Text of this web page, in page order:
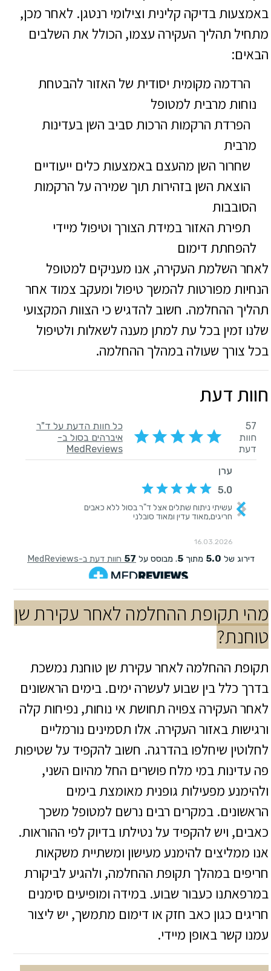
באמצעות בדיקה קלינית וצילומי רנטגן. לאחר מכן,
מתחיל תהליך העקירה עצמו, הכולל את השלבים
הבאים:
הרדמה מקומית יסודית של האזור להבטחת
נוחות מרבית למטופל
הפרדת הרקמות הרכות סביב השן בעדינות
מרבית
שחרור השן מהעצם באמצעות כלים ייעודיים
הוצאת השן בזהירות תוך שמירה על הרקמות
הסובבות
תפירת האזור במידת הצורך וטיפול מיידי
להפחתת דימום
לאחר השלמת העקירה, אנו מעניקים למטופל
הנחיות מפורטות להמשך טיפול ומעקב צמוד אחר
תהליך ההחלמה. חשוב להדגיש כי הצוות המקצועי
שלנו זמין בכל עת למתן מענה לשאלות ולטיפול
בכל צורך שעולה במהלך ההחלמה.
חוות דעת
מהי תקופת ההחלמה לאחר עקירת שן
טוחנת?
תקופת ההחלמה לאחר עקירת שן טוחנת נמשכת
בדרך כלל בין שבוע לעשרה ימים. בימים הראשונים
לאחר העקירה צפויה תחושת אי נוחות, נפיחות קלה
ורגישות באזור העקירה. אלו תסמינים נורמליים
לחלוטין שיחלפו בהדרגה. חשוב להקפיד על שטיפות
פה עדינות במי מלח פושרים החל מהיום השני,
ולהימנע מפעילות גופנית מאומצת בימים
הראשונים. במקרים רבים נרשם למטופל משכך
כאבים, ויש להקפיד על נטילתו בדיוק לפי ההוראות.
אנו ממליצים להימנע מעישון ומשתיית משקאות
חריפים במהלך תקופת ההחלמה, ולהגיע לביקורת
במרפאתנו כעבור שבוע. במידה ומופיעים סימנים
חריגים כגון כאב חזק או דימום מתמשך, יש ליצור
עמנו קשר באופן מיידי.